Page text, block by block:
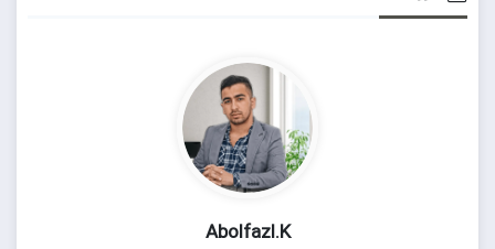
Abolfazl.k